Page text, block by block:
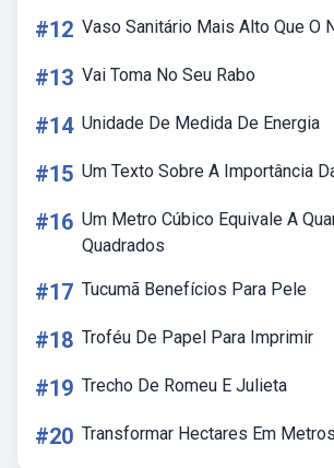
#12 Vaso Sanitário Mais Alto Que O
#13 Vai Toma No Seu Rabo
#14 Unidade De Medida De Energia
#15 Um Texto Sobre A Importância
#16 Um Metro Cúbico Equivale A
Quadrados
#17 Tucumã Benefícios Para Pele
#18 Troféu De Papel Para Imprimir
#19 Trecho De Romeu E Julieta
#20 Transformar Hectares Em